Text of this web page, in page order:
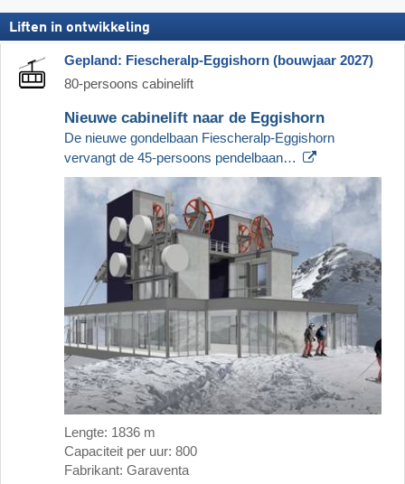
Liften in ontwikkeling
Gepland: Fiescheralp-Eggishorn (bouwjaar 2027)
80-persoons cabinelift
Nieuwe cabinelift naar de Eggishorn
De nieuwe gondelbaan Fiescheralp-Eggishorn
vervangt de 45-persoons pendelbaan…
Lengte: 1836 m
Capaciteit per uur: 800
Fabrikant: Garaventa